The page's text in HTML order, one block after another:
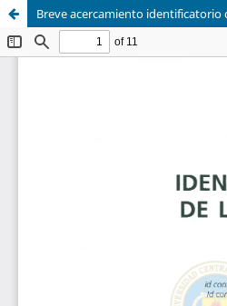
Breve acercamiento identificatorio